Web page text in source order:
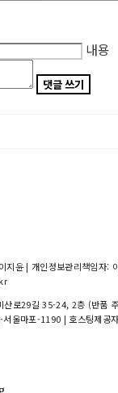
내용
댓글 쓰기
지윤 | 개인정보관리책임자:
산로29길 35-24, 2층 (반품
서울마포-1190 | 호스팅제공